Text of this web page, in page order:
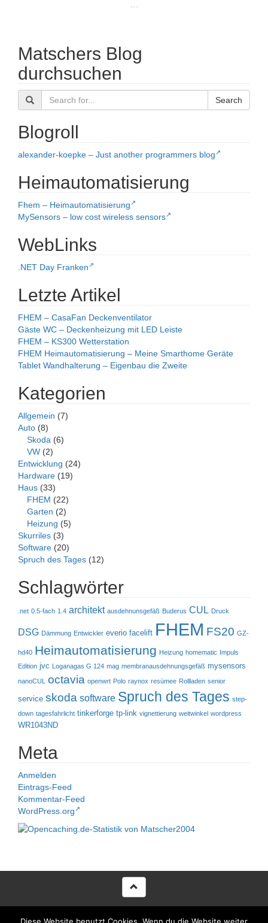
Matschers Blog
durchsuchen
Search
Blogroll
alexander-koepke – Just another programmers blog
Heimautomatisierung
Fhem – Heimautomatisierung
MySensors – low cost wireless sensors
WebLinks
.NET Day Franken
Letzte Artikel
FHEM – CasaFan Deckenventilator
Gäste WC – Deckenheizung mit LED Leiste
FHEM – KS300 Wetterstation
FHEM Heimautomatisierung – Meine Smarthome Geräte
Tablet Wandhalterung – Eigenbau die Zweite
Kategorien
Allgemein (7)
Auto (8)
Skoda (6)
VW (2)
Entwicklung (24)
Hardware (19)
Haus (33)
FHEM (22)
Garten (2)
Heizung (5)
Skurriles (3)
Software (20)
Spruch des Tages (12)
Schlagwörter
.net 0.5-fach 1.4 architekt ausdehnunsgefäß Buderus CUL Druck
DSG Dämmung Entwickler everio facelift FHEM FS20 GZ-
hd40 Heimautomatisierung Heizung homematic
Impuls
Edition jvc Loganagas G 124 mag membranausdehnungsgefäß mysensors
nanoCUL octavia openwrt Polo raynox resümee Rollladen senior
service skoda software Spruch des Tages step-
down tagesfahrlicht tinkerforge tp-link vignettierung weitwinkel wordpress
WR1043ND
Meta
Anmelden
Eintrags-Feed
Kommentar-Feed
WordPress.org
Proudly powered by WordPress |Theme voltata developed by